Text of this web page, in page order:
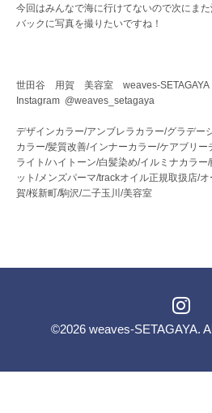
今回はみんなで海に行けてないので次にま
バックに写真を撮りたいですね！
世田谷 用賀 美容室 weaves-SETAGAYA
Instagram @weaves_setagaya
デザインカラー/アンブレラカラー/グラデー
カラー/髪質改善/インナーカラー/ケアブリー
ライト/ハイトーン/白髪染め/イルミナカラ
ット/メンズパーマ/trackオイル正規取扱店/
賀/桜新町/駒沢/二子玉川/美容室
©2026 weaves-SETAGAYA.